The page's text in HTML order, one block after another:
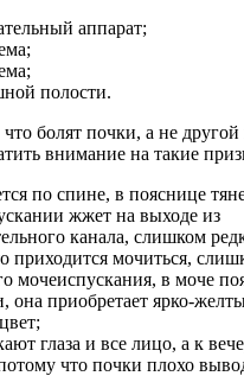
аппарат;
полости.
болят почки, а не другой
внимание на такие
по спине, в пояснице
жжет на выходе из
канала, слишком
приходится мочиться,
мочеиспускания, в моче
она приобретает ярко-
глаза и все лицо, а к
что почки плохо